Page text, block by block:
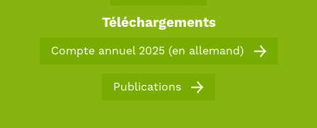
Chiffres et faits
Projets immobiliers
Téléchargements
Compte annuel 2025 (en allemand)
Publications